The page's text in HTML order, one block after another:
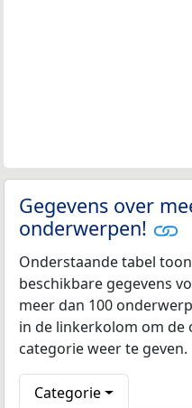
Gegevens over
onderwerpen!
Onderstaande tabel
beschikbare gegevens
meer dan 100
in de linkerkolom om de
categorie weer te geven.
Categorie